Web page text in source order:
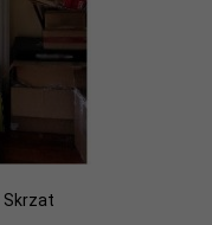
Skrzat